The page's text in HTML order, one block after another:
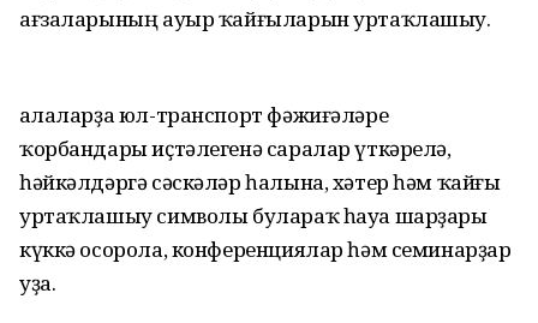
ағзаларының ауыр ҡайғыларын уртаҡлашыу.
Ҡалаларҙа юл-транспорт фәжиғәләре
ҡорбандары иҫтәлегенә саралар үткәрелә,
һәйкәлдәргә сәскәләр һалына, хәтер һәм ҡайғы
уртаҡлашыу символы булараҡ һауа шарҙары
күккә осорола, конференциялар һәм семинарҙар
уҙа.